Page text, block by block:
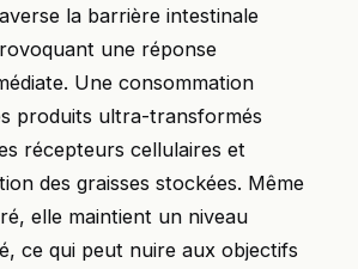
la barrière intestinale
une réponse
Une consommation
produits ultra-transformés
récepteurs cellulaires et
des graisses stockées. Même
elle maintient un niveau
ce qui peut nuire aux objectifs